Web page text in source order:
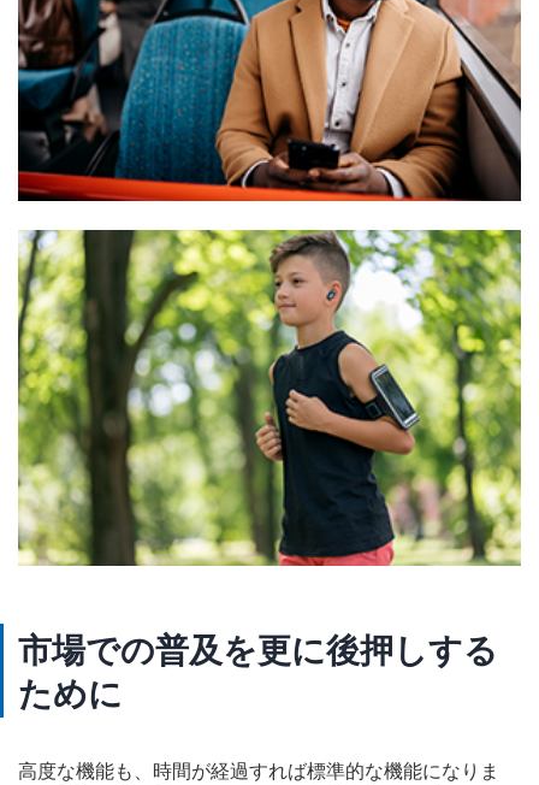
市場での普及を更に後押しする
ために
高度な機能も、時間が経過すれば標準的な機能になりま